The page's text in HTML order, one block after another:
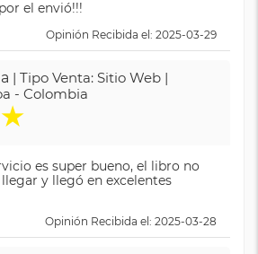
el envió!!!
Opinión Recibida el: 2025-03-29
| Tipo Venta: Sitio Web |
- Colombia
★
es super bueno, el libro no
y llegó en excelentes
Opinión Recibida el: 2025-03-28